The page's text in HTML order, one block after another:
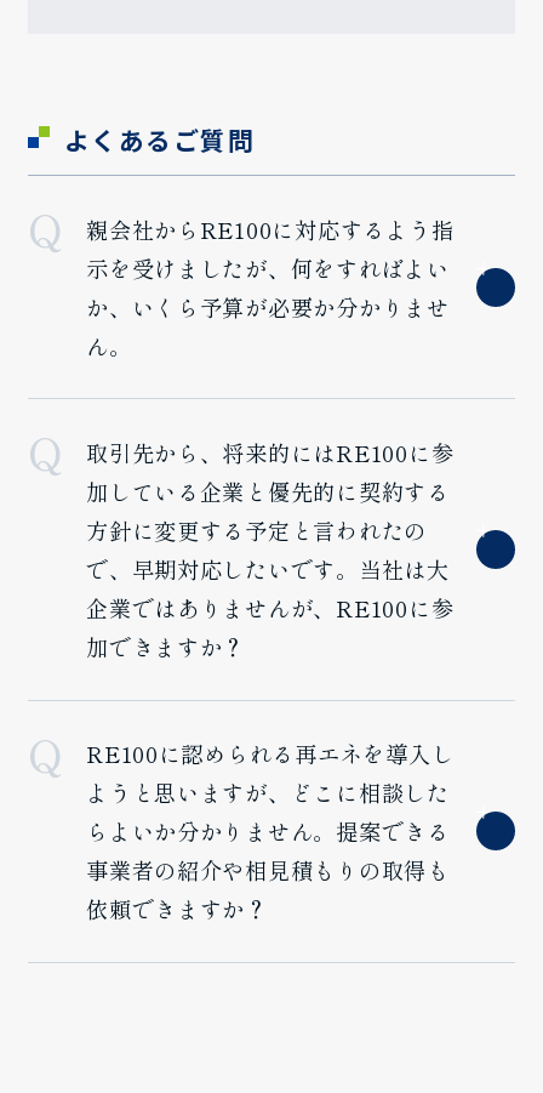
よくあるご質問
親会社からRE100に対応するよう指
示を受けましたが、何をすればよい
か、いくら予算が必要か分かりませ
ん。
取引先から、将来的にはRE100に参
加している企業と優先的に契約する
方針に変更する予定と言われたの
で、早期対応したいです。当社は大
企業ではありませんが、RE100に参
加できますか？
RE100に認められる再エネを導入し
ようと思いますが、どこに相談した
らよいか分かりません。提案できる
事業者の紹介や相見積もりの取得も
依頼できますか？